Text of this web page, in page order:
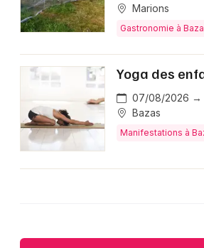
Marions
Gastronomie à
Yoga des
07/08/2026 →
Bazas
Manifestations à